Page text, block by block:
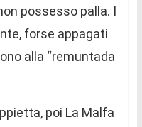
possesso palla. I
forse appagati
alla “remuntada
poi La Malfa